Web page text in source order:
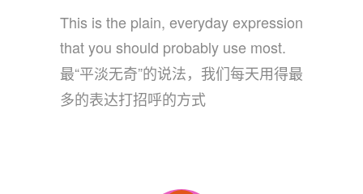
This is the plain, everyday expression
that you should probably use most.
最“平淡无奇”的说法，我们每天用得最
多的表达打招呼的方式